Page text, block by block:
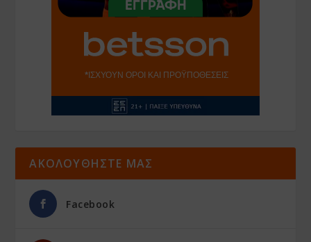
ΑΚΟΛΟΥΘΗΣΤΕ ΜΑΣ
Facebook